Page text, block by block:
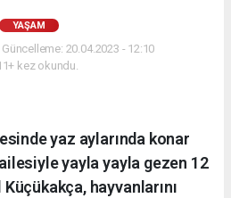
YAŞAM
20.04.2023 - 12:10
kez okundu.
yaz aylarında konar
yayla yayla gezen 12
hayvanlarını